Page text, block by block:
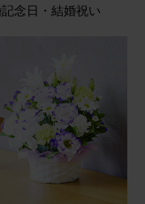
念日・結婚祝い